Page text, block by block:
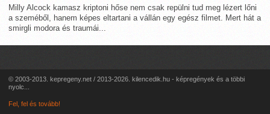
Milly Alcock kamasz kriptoni hőse nem csak repülni tud meg lézert lőni
a szeméből, hanem képes eltartani a vállán egy egész filmet. Mert hát a
smirgli modora és traumái...
© 2003-2013. kepregeny.net / 2013-2026. kilencedik.hu - képregények és a többi
nyolc...
Fel, fel és tovább!